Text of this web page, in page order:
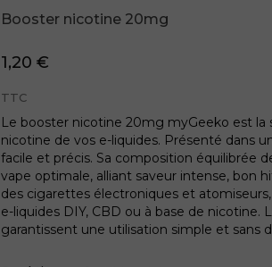
Booster nicotine 20mg
1,20 €
TTC
Le booster nicotine 20mg myGeeko est la
nicotine de vos e-liquides. Présenté dans
facile et précis. Sa composition équilibrée
vape optimale, alliant saveur intense, bon
des cigarettes électroniques et
e-liquides DIY, CBD ou à base de
garantissent une utilisation simple et sans